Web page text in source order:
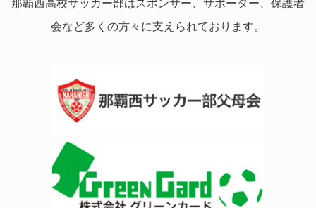
那覇西高校サッカー部はスポンサー、サポーター、保護者
会など多くの方々に支えられております。